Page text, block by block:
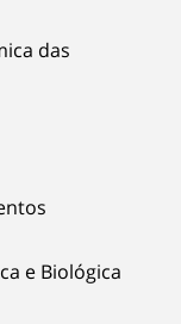
das
e Biológica